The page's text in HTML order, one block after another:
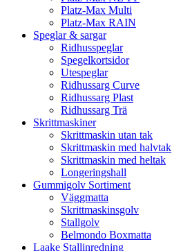
Platz-Max Multi
Platz-Max RAIN
Speglar & sargar
Ridhusspeglar
Spegelkortsidor
Utespeglar
Ridhussarg Curve
Ridhussarg Plast
Ridhussarg Trä
Skrittmaskiner
Skrittmaskin utan tak
Skrittmaskin med halvtak
Skrittmaskin med heltak
Longeringshall
Gummigolv Sortiment
Väggmatta
Skrittmaskinsgolv
Stallgolv
Belmondo Boxmatta
Laake Stallinredning